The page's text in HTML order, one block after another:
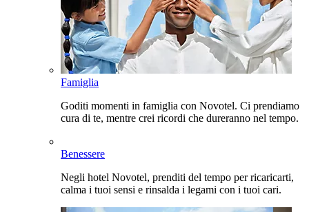
Famiglia
Goditi momenti in famiglia con Novotel. Ci prendiamo
cura di te, mentre crei ricordi che dureranno nel tempo.
Benessere
Negli hotel Novotel, prenditi del tempo per ricaricarti,
calma i tuoi sensi e rinsalda i legami con i tuoi cari.